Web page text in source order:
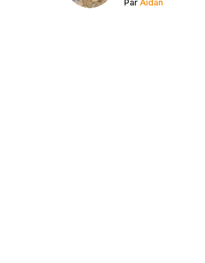
Par Aidan